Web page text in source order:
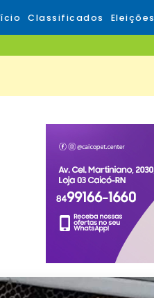
Classificados Eleições